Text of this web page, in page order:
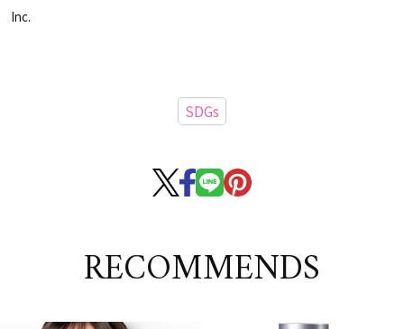
Inc.
SDGs
RECOMMENDS